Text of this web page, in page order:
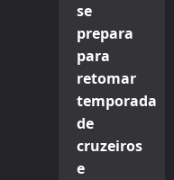
se
prepara
para
retomar
temporada
de
cruzeiros
e